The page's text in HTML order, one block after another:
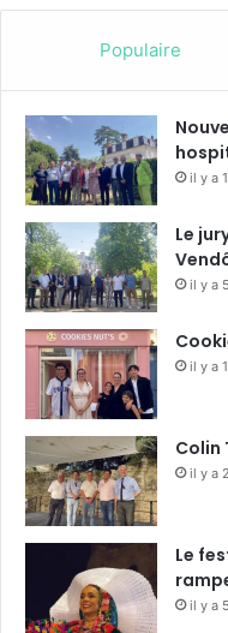
Populaire
il y a
Le
il y a
il y a
Colin
il y a
Le
il y a